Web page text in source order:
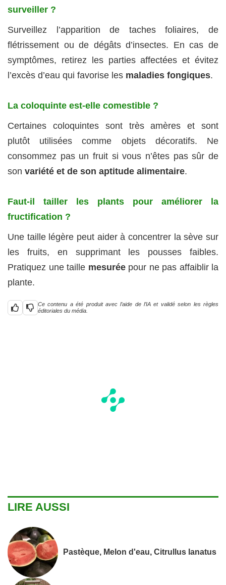
surveiller ?
Surveillez l’apparition de taches foliaires, de
flétrissement ou de dégâts d’insectes. En cas de
symptômes, retirez les parties affectées et évitez
l’excès d’eau qui favorise les maladies fongiques.
La coloquinte est‑elle comestible ?
Certaines coloquintes sont très amères et sont
plutôt utilisées comme objets décoratifs. Ne
consommez pas un fruit si vous n’êtes pas sûr de
son variété et de son aptitude alimentaire.
Faut‑il tailler les plants pour améliorer la
fructification ?
Une taille légère peut aider à concentrer la sève sur
les fruits, en supprimant les pousses faibles.
Pratiquez une taille mesuréepour ne pas affaiblir la
plante.
Ce contenu a été produit avec l’aide de l’IA et validé selon les règles
éditoriales du média.
LIRE AUSSI
Pastèque, Melon d'eau, Citrullus lanatus